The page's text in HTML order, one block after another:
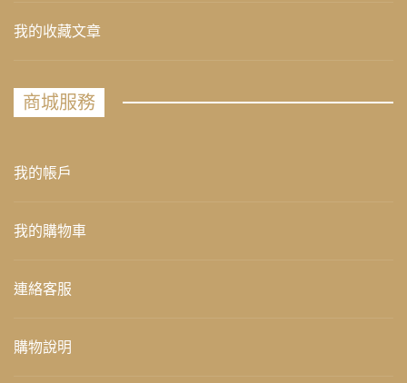
我的收藏文章
商城服務
我的帳戶
我的購物車
連絡客服
購物說明